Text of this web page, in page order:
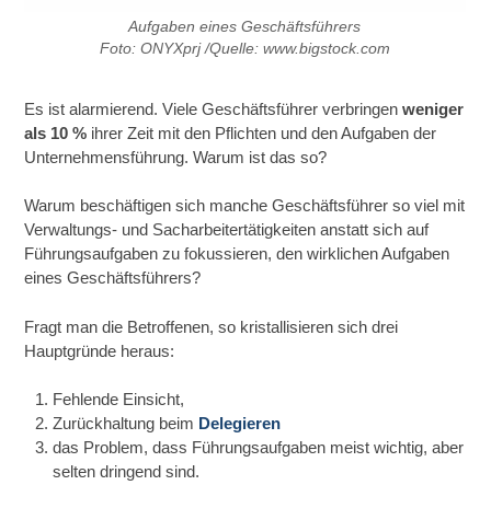
Aufgaben eines Geschäftsführers
Foto: ONYXprj /Quelle: www.bigstock.com
Es ist alarmierend. Viele Geschäftsführer verbringen weniger
als 10 %ihrer Zeit mit den Pflichten und den Aufgaben der
Unternehmensführung. Warum ist das so?
Warum beschäftigen sich manche Geschäftsführer so viel mit
Verwaltungs- und Sacharbeitertätigkeiten anstatt sich auf
Führungsaufgaben zu fokussieren, den wirklichen Aufgaben
eines Geschäftsführers?
Fragt man die Betroffenen, so kristallisieren sich drei
Hauptgründe heraus:
Fehlende Einsicht,
Zurückhaltung beim Delegieren
das Problem, dass Führungsaufgaben meist wichtig, aber
selten dringend sind.